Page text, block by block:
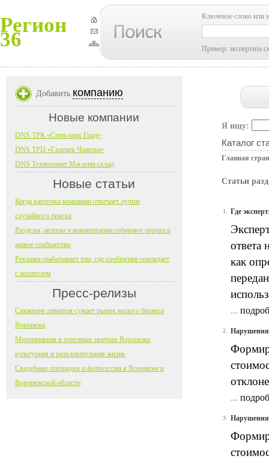
Регион
36
Ключевое слово или
Пример: экспертиза
Я ищу:
Каталог
Главная
Статьи
1. Где
ответа
как
...
2. Нарушения
...
3. Нарушения
Добавить компанию
Новые компании
DNS ТРК «Сити-парк Град»
DNS ТРЦ «Галерея Чижова»
DNS Технопоинт Магазин-склад
Новые статьи
Когда карточка компании отвечает лучше
случайного поиска
Разделы, авторы и комментарии собирают портал в
живое сообщество
Реклама срабатывает там, где сообщение совпадает
с носителем
Пресс-релизы
Снижение лимитов сужает рынок малого бизнеса
Воронежа
Мероприятия в торговых центрах Воронежа:
культурная и развлекательная жизнь
Свадебные площадки и фотосессии в Воронеже и
Воронежской области